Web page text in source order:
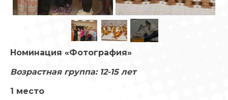
Номинация «Фотография»
Возрастная группа: 12-15 лет
1 место